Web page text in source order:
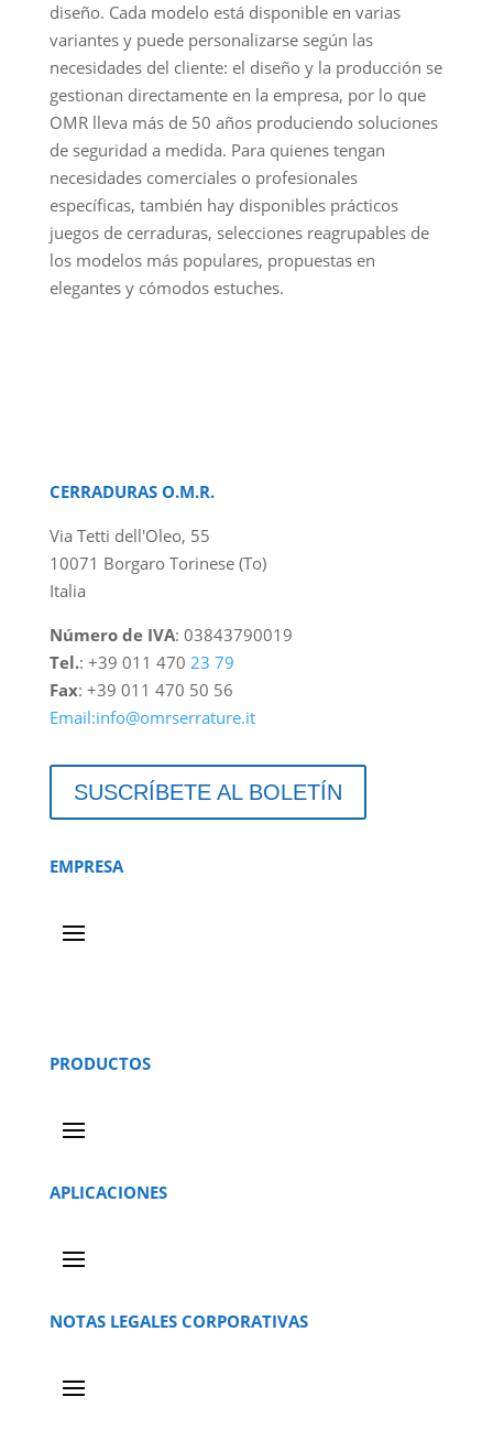
diseño. Cada modelo está disponible en varias
variantes y puede personalizarse según las
necesidades del cliente: el diseño y la producción se
gestionan directamente en la empresa, por lo que
OMR lleva más de 50 años produciendo soluciones
de seguridad a medida. Para quienes tengan
necesidades comerciales o profesionales
específicas, también hay disponibles prácticos
juegos de cerraduras, selecciones reagrupables de
los modelos más populares, propuestas en
elegantes y cómodos estuches.
CERRADURAS O.M.R.
Via Tetti dell'Oleo, 55
10071 Borgaro Torinese (To)
Italia
Número de IVA: 03843790019
Tel.: +39 011 470 23 79
Fax: +39 011 470 50 56
Email:info@omrserrature.it
SUSCRÍBETE AL BOLETÍN
EMPRESA
PRODUCTOS
APLICACIONES
NOTAS LEGALES CORPORATIVAS